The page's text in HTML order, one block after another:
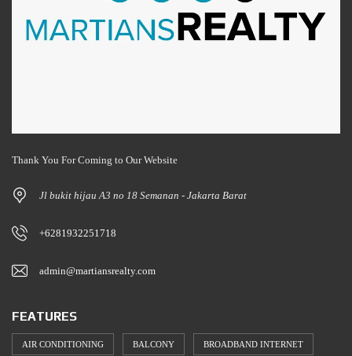
Thank You For Coming to Our Website
Jl bukit hijau A3 no 18 Semanan - Jakarta Barat
+6281932251718
admin@martiansrealty.com
FEATURES
AIR CONDITIONING BALCONY BROADBAND INTERNET